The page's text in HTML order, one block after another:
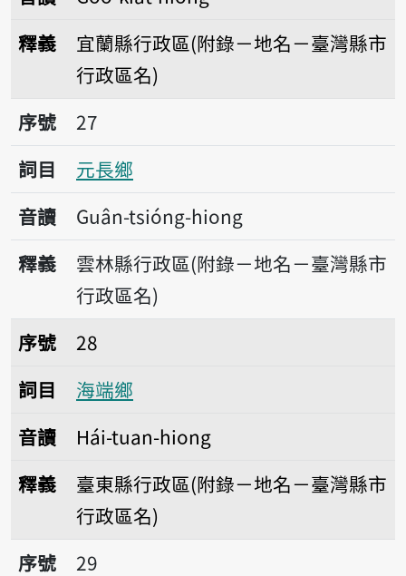
釋義
宜蘭縣行政區(附錄－地名－臺灣縣市
行政區名)
序號27元長鄉
序號
27
詞目
元長鄉
音讀
Guân-tsióng-hiong
釋義
雲林縣行政區(附錄－地名－臺灣縣市
行政區名)
序號28海端鄉
序號
28
詞目
海端鄉
音讀
Hái-tuan-hiong
釋義
臺東縣行政區(附錄－地名－臺灣縣市
行政區名)
序號29魚池鄉
序號 29